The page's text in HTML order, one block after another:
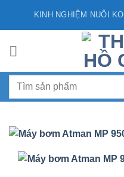
KINH NGHIỆM NUÔI KOI
Tìm